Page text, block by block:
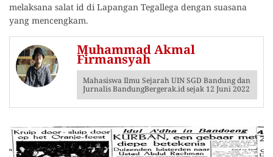
melaksana salat id di Lapangan Tegallega dengan suasana
yang mencengkam.
Muhammad Akmal
Firmansyah
Mahasiswa Ilmu Sejarah UIN SGD Bandung dan
Jurnalis BandungBergerak.id sejak 12 Juni 2022